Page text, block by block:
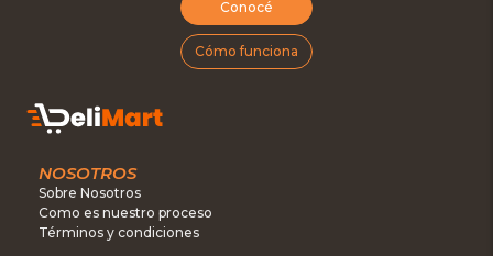
Conocé
Cómo funciona
NOSOTROS
Sobre Nosotros
Como es nuestro proceso
Términos y condiciones